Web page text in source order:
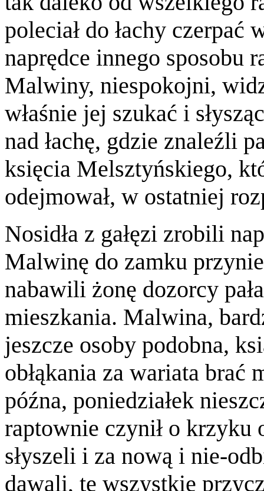
poleciał do łachy czerpać
naprędce innego sposobu
Malwiny, niespokojni,
właśnie jej szukać i
nad łachę, gdzie znaleźli
księcia Melsztyńskiego,
odejmował, w ostatniej
Nosidła z gałęzi zrobili
Malwinę do zamku
nabawili żonę dozorcy
mieszkania. Malwina,
jeszcze osoby podobna,
obłąkania za wariata brać
późna, poniedziałek
raptownie czynił o krzyku
słyszeli i za nową i nie-
dawali, te wszystkie